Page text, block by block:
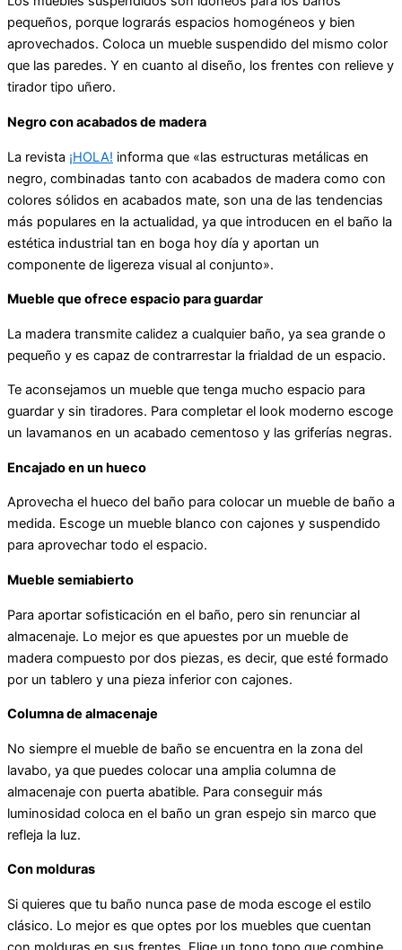
pequeños, porque lograrás espacios homogéneos y bien
aprovechados. Coloca un mueble suspendido del mismo color
que las paredes. Y en cuanto al diseño, los frentes con relieve y
tirador tipo uñero.
Negro con acabados de madera
La revista ¡HOLA! informa que «las estructuras metálicas en
negro, combinadas tanto con acabados de madera como con
colores sólidos en acabados mate, son una de las tendencias
más populares en la actualidad, ya que introducen en el baño la
estética industrial tan en boga hoy día y aportan un
componente de ligereza visual al conjunto».
Mueble que ofrece espacio para guardar
La madera transmite calidez a cualquier baño, ya sea grande o
pequeño y es capaz de contrarrestar la frialdad de un espacio.
Te aconsejamos un mueble que tenga mucho espacio para
guardar y sin tiradores. Para completar el look moderno escoge
un lavamanos en un acabado cementoso y las griferías negras.
Encajado en un hueco
Aprovecha el hueco del baño para colocar un mueble de baño a
medida. Escoge un mueble blanco con cajones y suspendido
para aprovechar todo el espacio.
Mueble semiabierto
Para aportar sofisticación en el baño, pero sin renunciar al
almacenaje. Lo mejor es que apuestes por un mueble de
madera compuesto por dos piezas, es decir, que esté formado
por un tablero y una pieza inferior con cajones.
Columna de almacenaje
No siempre el mueble de baño se encuentra en la zona del
lavabo, ya que puedes colocar una amplia columna de
almacenaje con puerta abatible. Para conseguir más
luminosidad coloca en el baño un gran espejo sin marco que
refleja la luz.
Con molduras
Si quieres que tu baño nunca pase de moda escoge el estilo
clásico. Lo mejor es que optes por los muebles que cuentan